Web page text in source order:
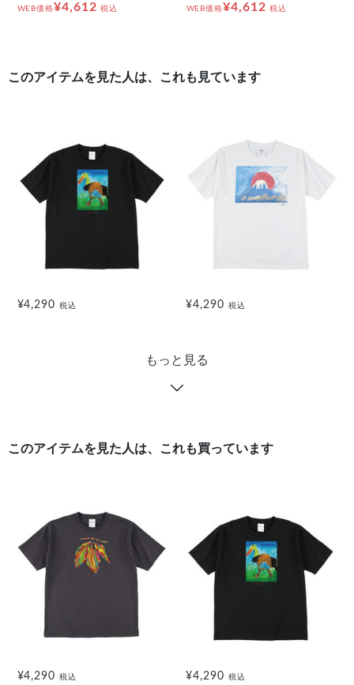
WEB価格¥4,612 税込 WEB価格¥4,612 税込
このアイテムを見た人は、これも見ています
¥4,290税込 ¥4,290 税込
もっと見る
このアイテムを見た人は、これも買っています
¥4,290税込 ¥4,290 税込